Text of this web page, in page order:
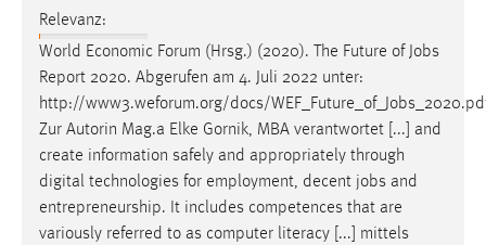
Relevanz:
World Economic Forum (Hrsg.) (2020). The Future ofJobs
Report 2020. Abgerufen am 4. Juli 2022 unter:
http://www3.weforum.org/docs/WEF_Future_of_ Jobs
Zur Autorin Mag.a Elke Gornik, MBA verantwortet [...] and
create information safely and appropriately through
digital technologies for employment, decent jobs and
entrepreneurship. It includes competences that are
variously referred to as computer literacy [...] mittels